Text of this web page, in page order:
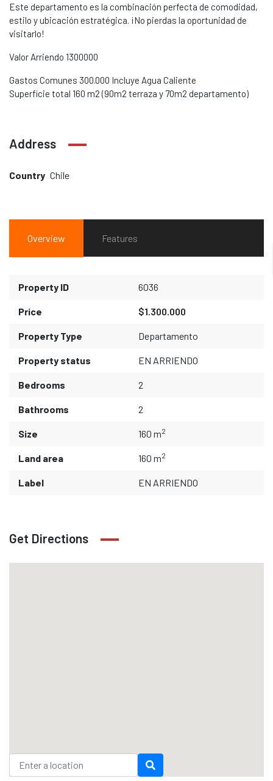
Este departamento es la combinación perfecta de comodidad,
estilo y ubicación estratégica. ¡No pierdas la oportunidad de
visitarlo!
Valor Arriendo 1300000
Gastos Comunes 300.000 Incluye Agua Caliente
Superficie total 160 m2 (90m2 terraza y 70m2 departamento)
Address
Country Chile
Overview Features
Property ID 6036
Price $1.300.000
Property Type Departamento
Property status EN ARRIENDO
Bedrooms 2
Bathrooms 2
Size 160 m2
Land area 160 m2
Label EN ARRIENDO
Get Directions